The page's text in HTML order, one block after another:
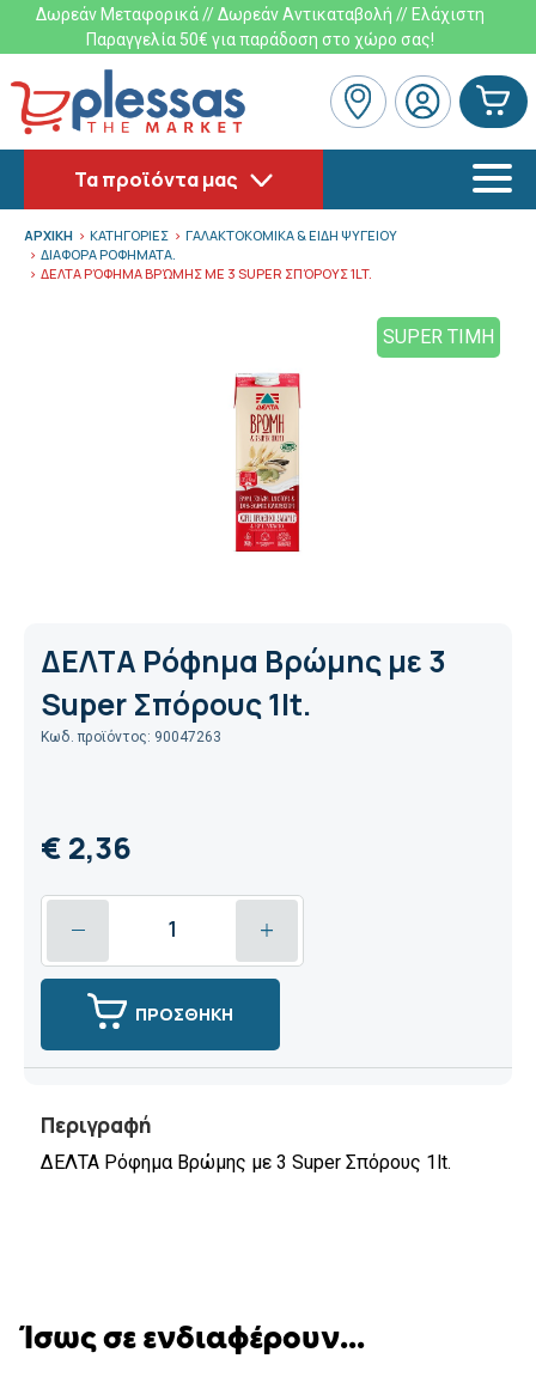
Δωρεάν Μεταφορικά // Δωρεάν Αντικαταβολή // Ελάχιστη
Παραγγελία 50€ για παράδοση στο χώρο σας!
Τα προϊόντα μας
ΑΡΧΙΚΗ ΚΑΤΗΓΟΡΙΕΣ
ΓΑΛΑΚΤΟΚΟΜΙΚΑ & ΕΙΔΗ ΨΥΓΕΙΟΥ
ΔΙΑΦΟΡΑ ΡΟΦΗΜΑΤΑ.
ΔΕΛΤΑ ΡΌΦΗΜΑ ΒΡΏΜΗΣ ΜΕ 3 SUPER ΣΠΌΡΟΥΣ 1LT.
SUPER ΤΙΜΗ
ΔΕΛΤΑ Ρόφημα Βρώμης με 3
Super Σπόρους 1lt.
Κωδ. προϊόντος: 90047263
€ 2,36
ΠΡΟΣΘΗΚΗ
Περιγραφή
ΔΕΛΤΑ Ρόφημα Βρώμης με 3 Super Σπόρους 1lt.
Ίσως σε ενδιαφέρουν...